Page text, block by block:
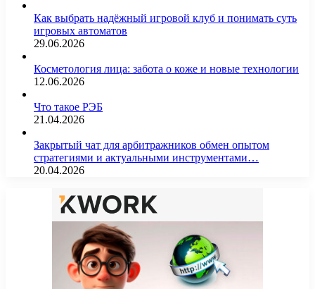
Как выбрать надёжный игровой клуб и понимать суть
игровых автоматов
29.06.2026
Косметология лица: забота о коже и новые технологии
12.06.2026
Что такое РЭБ
21.04.2026
Закрытый чат для арбитражников обмен опытом
стратегиями и актуальными инструментами…
20.04.2026